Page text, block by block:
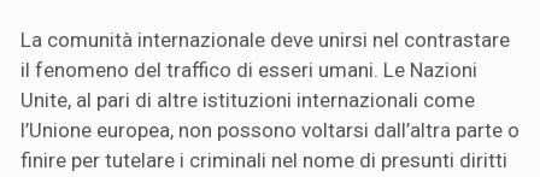
La comunità internazionale deve unirsi nel contrastare
il fenomeno del traffico di esseri umani. Le Nazioni
Unite, al pari di altre istituzioni internazionali come
l’Unione europea, non possono voltarsi dall’altra parte o
finire per tutelare i criminali nel nome di presunti diritti